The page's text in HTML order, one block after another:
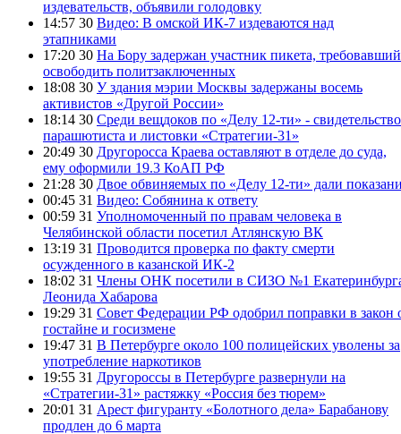
издевательств, объявили голодовку
14:57 30 Видео: В омской ИК-7 издеваются над
этапниками
17:20 30 На Бору задержан участник пикета, требовавший
освободить политзаключенных
18:08 30 У здания мэрии Москвы задержаны восемь
активистов «Другой России»
18:14 30 Среди вещдоков по «Делу 12-ти» - свидетельство
парашютиста и листовки «Стратегии-31»
20:49 30 Другоросса Краева оставляют в отделе до суда,
ему оформили 19.3 КоАП РФ
21:28 30 Двое обвиняемых по «Делу 12-ти» дали
00:45 31 Видео: Собянина к ответу
00:59 31 Уполномоченный по правам человека в
Челябинской области посетил Атлянскую ВК
13:19 31 Проводится проверка по факту смерти
осужденного в казанской ИК-2
18:02 31 Члены ОНК посетили в СИЗО №1
Леонида Хабарова
19:29 31 Совет Федерации РФ одобрил поправки в закон
гостайне и госизмене
19:47 31 В Петербурге около 100 полицейских уволены за
употребление наркотиков
19:55 31 Другороссы в Петербурге развернули на
«Стратегии-31» растяжку «Россия без тюрем»
20:01 31 Арест фигуранту «Болотного дела» Барабанову
продлен до 6 марта